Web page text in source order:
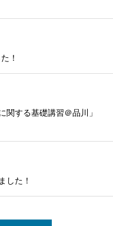
！
する基礎講習＠品川」
した！